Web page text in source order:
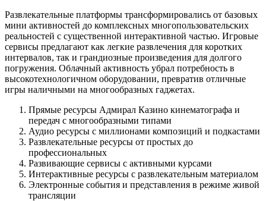
Развлекательные платформы трансформировались от базовых
мини активностей до комплексных многопользовательских
реальностей с существенной интерактивной частью. Игровые
сервисы предлагают как легкие развлечения для коротких
интервалов, так и грандиозные произведения для долгого
погружения. Облачный активность убрал потребность в
высокотехнологичном оборудовании, превратив отличные
игры наличными на многообразных гаджетах.
Прямые ресурсы Адмирал Казино кинематографа и
передач с многообразными типами
Аудио ресурсы с миллионами композиций и подкастами
Развлекательные ресурсы от простых до
профессиональных
Развивающие сервисы с активными курсами
Интерактивные ресурсы с развлекательным материалом
Электронные события и представления в режиме живой
трансляции